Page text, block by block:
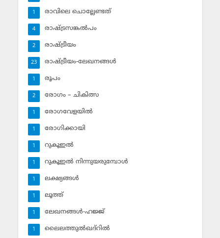
രാവിലെ ചൊല്ലേണ്ടത്
1
രാഷ്ട്രസങ്കല്‍പം
4
രാഷ്ട്രീയം
2
രാഷ്ട്രീയം-ലേഖനങ്ങള്‍
23
രൂപം
1
രോഗം – ചികിത്സ
2
രോഗവേളയില്‍
1
രോഗിക്കായി
1
റുകൂഇല്‍
1
റുകൂഇല്‍ നിന്നുയരുമ്പോള്‍
1
ലക്ഷ്യങ്ങള്‍
1
ലൂത്ത്‌
1
ലേഖനങ്ങള്‍-ഹജ്ജ്‌
1
ലൈലത്തുല്‍ഖദ്‌റില്‍
1